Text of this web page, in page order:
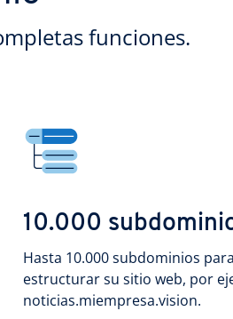
funciones.
10.000
Hasta 10.000 subdominios
estructurar su sitio web, por
noticias.miempresa.vision.